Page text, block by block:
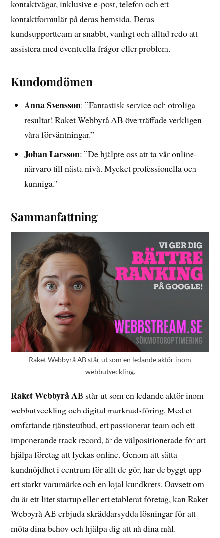
kontaktvägar, inklusive e-post, telefon och ett
kontaktformulär på deras hemsida. Deras
kundsupportteam är snabbt, vänligt och alltid redo att
assistera med eventuella frågor eller problem.
Kundomdömen
Anna Svensson: ”Fantastisk service och otroliga
resultat! Raket Webbyrå AB överträffade verkligen
våra förväntningar.”
Johan Larsson: ”De hjälpte oss att ta vår online-
närvaro till nästa nivå. Mycket professionella och
kunniga.”
Sammanfattning
Raket Webbyrå AB står ut som en ledande aktör inom
webbutveckling.
Raket Webbyrå AB står ut som en ledande aktör inom
webbutveckling och digital marknadsföring. Med ett
omfattande tjänsteutbud, ett passionerat team och ett
imponerande track record, är de välpositionerade för att
hjälpa företag att lyckas online. Genom att sätta
kundnöjdhet i centrum för allt de gör, har de byggt upp
ett starkt varumärke och en lojal kundkrets. Oavsett om
du är ett litet startup eller ett etablerat företag, kan Raket
Webbyrå AB erbjuda skräddarsydda lösningar för att
möta dina behov och hjälpa dig att nå dina mål.